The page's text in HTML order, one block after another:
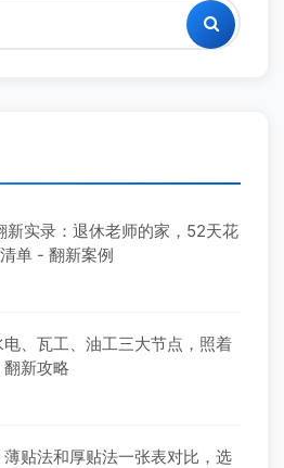
新实录：退休老师的家，52天花
单 - 翻新案例
、瓦工、油工三大节点，照着
新攻略
贴法和厚贴法一张表对比，选